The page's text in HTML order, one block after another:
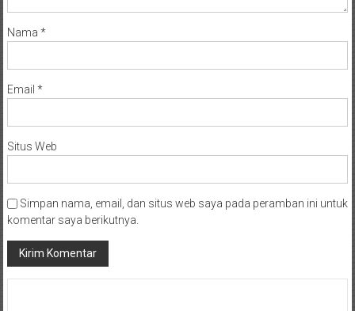
Nama *
Email *
Situs Web
Simpan nama, email, dan situs web saya pada peramban ini untuk
komentar saya berikutnya.